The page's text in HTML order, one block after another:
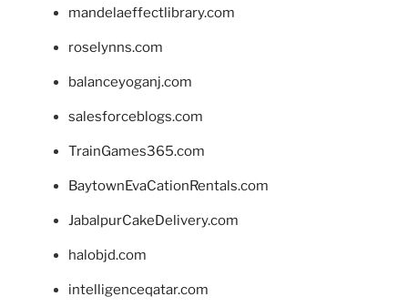
mandelaeffectlibrary.com
roselynns.com
balanceyoganj.com
salesforceblogs.com
TrainGames365.com
BaytownEvaCationRentals.com
JabalpurCakeDelivery.com
halobjd.com
intelligenceqatar.com